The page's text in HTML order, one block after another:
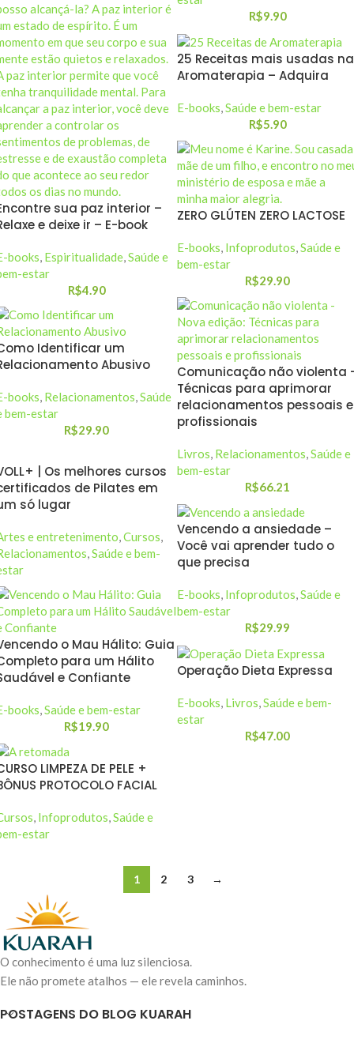
R$9.90
sua paz interior –
e deixe ir – E-book
books, Espiritualidade,Saúde e
estar
R$4.90
25 Receitas mais usadas na
Aromaterapia – Adquira
E-books,Saúde e bem-estar
R$5.90
ZERO GLÚTEN ZERO LACTOSE
E-books, Infoprodutos,Saúde e
bem-estar
R$29.90
Comunicação não violenta
Técnicas para aprimorar
relacionamentos pessoais e
profissionais
Livros, Relacionamentos,Saúde e
bem-estar
R$66.21
Identificar um
Abusivo
books, Relacionamentos,Saúde
bem-estar
R$29.90
| Os melhores cursos
de Pilates em
só lugar
e entretenimento,Cursos,
,Saúde e bem-
Vencendo a ansiedade –
Você vai aprender tudo o
que precisa
E-books, Infoprodutos,Saúde e
bem-estar
R$29.99
o Mau Hálito: Guia
para um Hálito
e Confiante
books,Saúde e bem-estar
R$19.90
Operação Dieta Expressa
E-books, Livros,Saúde e bem-
estar
R$47.00
LIMPEZA DE PELE +
PROTOCOLO FACIAL
, Infoprodutos,Saúde e
estar
1 2 3 →
O conhecimento é uma luz silenciosa.
Ele não promete atalhos — ele revela caminhos.
POSTAGENS DO BLOG KUARAH